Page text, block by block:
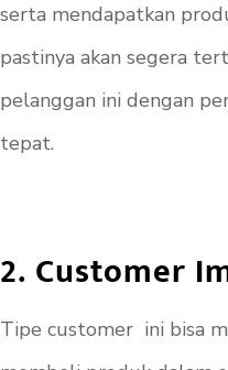
serta mendapatkan
pastinya akan segera
pelanggan ini dengan
tepat.
2. Customer
Tipe customer ini bisa